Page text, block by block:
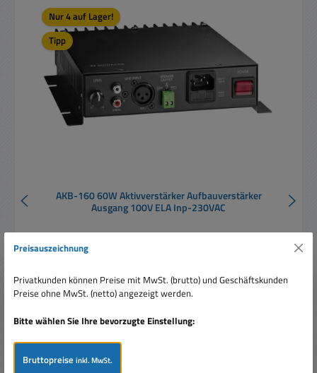
Nur 4 auf Lager!
Tipp
AKB-160 60W Aktivverstärker Aufbauverstärker
Ausgang 100V ELA Inp-230VAC
Regulärer Preis:
209,00 €
Preisauszeichnung
Privatkunden können Preise mit MwSt. (brutto) und Geschäftskunden
Preise ohne MwSt. (netto) angezeigt werden.
Bitte wählen Sie Ihre bevorzugte Einstellung:
Bruttopreiseinkl. MwSt.